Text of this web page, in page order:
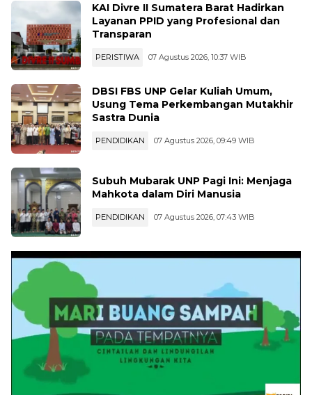
KAI Divre II Sumatera Barat Hadirkan
Layanan PPID yang Profesional dan
Transparan
PERISTIWA 07 Agustus 2026, 10:37 WIB
DBSI FBS UNP Gelar Kuliah Umum,
Usung Tema Perkembangan Mutakhir
Sastra Dunia
PENDIDIKAN 07 Agustus 2026, 09:49 WIB
Subuh Mubarak UNP Pagi Ini: Menjaga
Mahkota dalam Diri Manusia
PENDIDIKAN 07 Agustus 2026, 07:43 WIB